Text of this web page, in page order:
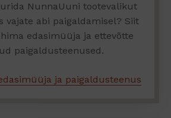
NunnaUuni tootevalikut
vajate abi paigaldamisel? Siit
edasimüüja ja ettevõtte
paigaldusteenused.
ja paigaldusteenus